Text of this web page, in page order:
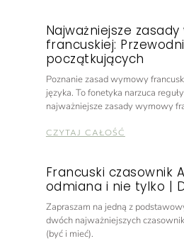
Najważniejsze
francuskiej:
początkujących
Poznanie zasad wymowy
języka. To fonetyka narzuca
najważniejsze zasady wymowy
CZYTAJ CAŁOŚĆ
Francuski czasownik
odmiana i nie tylko |
Zapraszam na jedną z
dwóch najważniejszych
(być i mieć).